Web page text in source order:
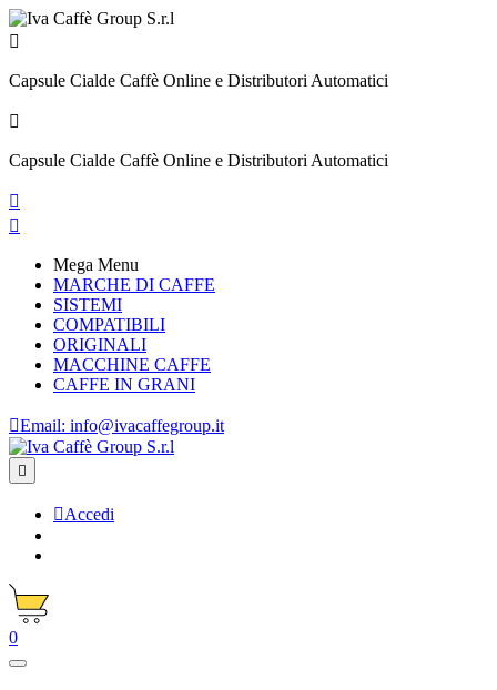

Capsule Cialde Caffè Online e Distributori Automatici

Capsule Cialde Caffè Online e Distributori Automatici


Mega Menu
MARCHE DI CAFFE
SISTEMI
COMPATIBILI
ORIGINALI
MACCHINE CAFFE
CAFFE IN GRANI
Email: info@ivacaffegroup.it

Accedi
0